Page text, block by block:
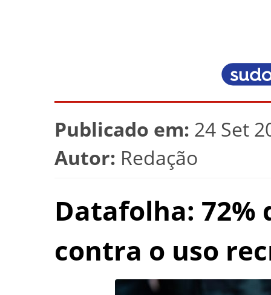
Publicado em: 24 Set
Autor: Redação
Datafolha: 72%
contra o uso